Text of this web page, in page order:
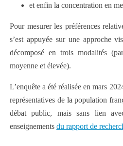
et enfin la concentration en
Pour mesurer les préférences
s’est appuyée sur une approche
décomposé en trois modalités
moyenne et élevée).
L’enquête a été réalisée en mars
représentatives de la population
débat public, mais sans lien
enseignements du rapport de